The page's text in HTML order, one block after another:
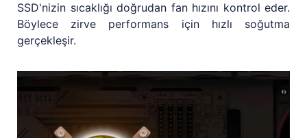
SSD'nizin sıcaklığı doğrudan fan hızını kontrol eder.
Böylece zirve performans için hızlı soğutma
gerçekleşir.